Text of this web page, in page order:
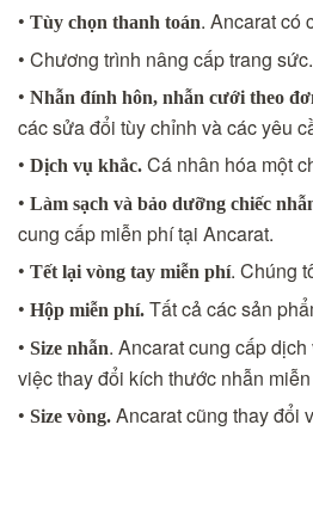
• Tùy chọn thanh toán. Ancarat có
• Chương trình nâng cấp trang
• Nhẫn đính hôn, nhẫn cưới theo
các sửa đổi tùy chỉnh và các yêu
• Dịch vụ khắc. Cá nhân hóa một
• Làm sạch và bảo dưỡng chiếc
cung cấp miễn phí tại Ancarat.
• Tết lại vòng tay miễn phí. Chúng
• Hộp miễn phí. Tất cả các sản
• Size nhẫn. Ancarat cung cấp
việc thay đổi kích thước nhẫn
• Size vòng. Ancarat cũng thay đổi